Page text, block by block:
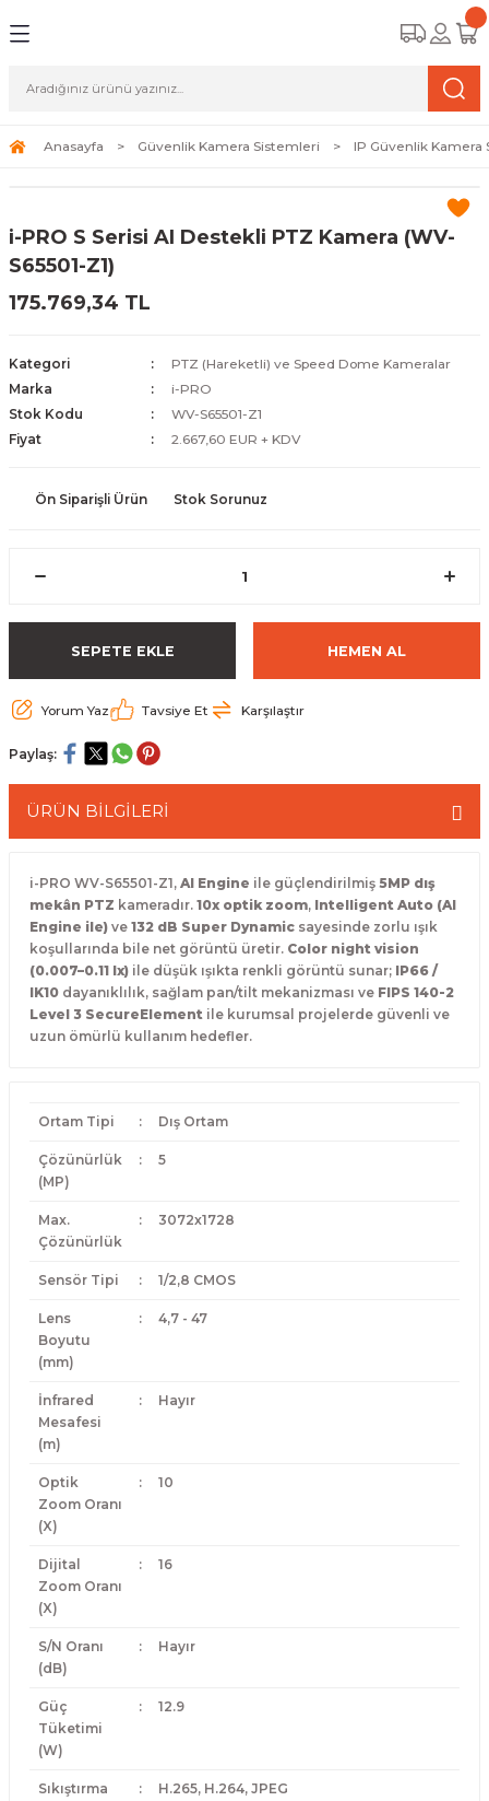
Sistemleri
Sistemleri (Network Kameraları)
ve Depolama Çözümleri
ve Bağlantı Kabloları
Kamera Lisansları
Güvenlik
Duvarı) Cihazları
Ağ Yönlendiricileri
Fi) ve Access Point Ürünleri
Antivirüs Yazılımları
ve Depolama Ürünleri
SSD
Kurtarma
Merkezi Altyapısı
Anasayfa Güvenlik Kamera Sistemleri IP Güvenlik Kamera
i-PRO S Serisi AI Destekli PTZ Kamera (WV-
S65501-Z1)
175.769,34 TL
Kategori
PTZ (Hareketli) ve Speed Dome Kameralar
Marka
i-PRO
Stok Kodu
WV-S65501-Z1
Fiyat
2.667,60 EUR + KDV
Ön Siparişli Ürün Stok Sorunuz
SEPETE EKLE HEMEN AL
Yorum Yaz Tavsiye Et Karşılaştır
Paylaş:
ÜRÜN BİLGİLERİ
i-PRO WV-S65501-Z1, AI Engine ile güçlendirilmiş 5MP dış
mekân PTZ kameradır. 10x optik zoom, Intelligent Auto (AI
Engine ile) ve 132 dB Super Dynamic sayesinde zorlu ışık
koşullarında bile net görüntü üretir. Color night vision
(0.007–0.11 lx) ile düşük ışıkta renkli görüntü sunar; IP66 /
IK10 dayanıklılık, sağlam pan/tilt mekanizması ve FIPS 140-2
Level 3 SecureElement ile kurumsal projelerde güvenli ve
uzun ömürlü kullanım hedefler.
Ortam Tipi : Dış Ortam
Çözünürlük
(MP)
: 5
Max.
Çözünürlük
: 3072x1728
Sensör Tipi : 1/2,8 CMOS
Lens
Boyutu
(mm)
: 4,7 - 47
İnfrared
Mesafesi
(m)
: Hayır
Optik
Zoom Oranı
(X)
: 10
Dijital
Zoom Oranı
(X)
: 16
S/N Oranı
(dB)
: Hayır
Güç
Tüketimi
(W)
: 12.9
Sıkıştırma
: H.265, H.264, JPEG